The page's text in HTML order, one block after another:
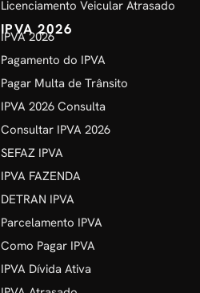
Licenciamento Veicular Atrasado
IPVA 2026
IPVA 2026
Pagamento do IPVA
Pagar Multa de Trânsito
IPVA 2026 Consulta
Consultar IPVA 2026
SEFAZ IPVA
IPVA FAZENDA
DETRAN IPVA
Parcelamento IPVA
Como Pagar IPVA
IPVA Dívida Ativa